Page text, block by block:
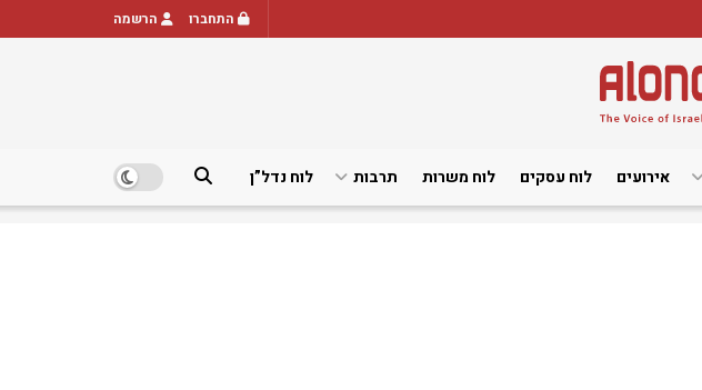
התחברו הרשמה
אירועים לוח עסקים לוח משרות תרבות לוח נדל”ן